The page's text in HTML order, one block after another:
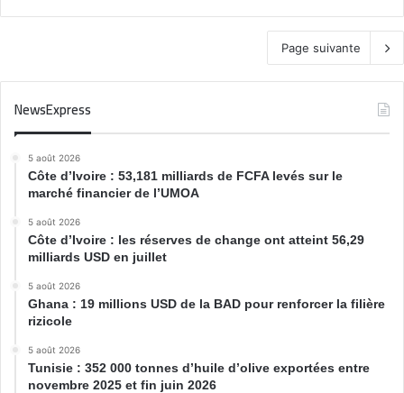
Page suivante
NewsExpress
5 août 2026
Côte d’Ivoire : 53,181 milliards de FCFA levés sur le
marché financier de l’UMOA
5 août 2026
Côte d’Ivoire : les réserves de change ont atteint 56,29
milliards USD en juillet
5 août 2026
Ghana : 19 millions USD de la BAD pour renforcer la filière
rizicole
5 août 2026
Tunisie : 352 000 tonnes d’huile d’olive exportées entre
novembre 2025 et fin juin 2026